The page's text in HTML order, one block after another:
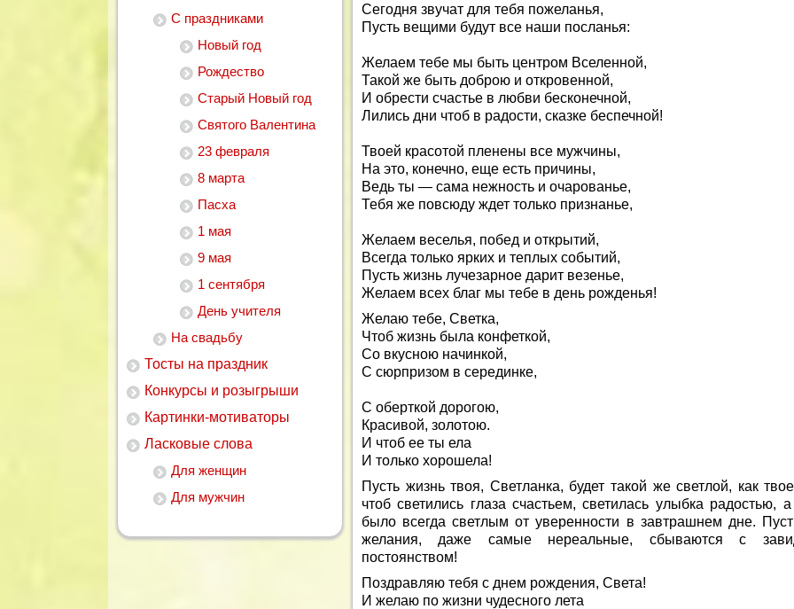
С праздниками
Новый год
Рождество
Старый Новый год
Святого Валентина
23 февраля
8 марта
Пасха
1 мая
9 мая
1 сентября
День учителя
На свадьбу
Тосты на праздник
Конкурсы и розыгрыши
Картинки-мотиваторы
Ласковые слова
Для женщин
Для мужчин
Сегодня звучат для тебя пожеланья,
Пусть вещими будут все наши посланья:
Желаем тебе мы быть центром Вселенной,
Такой же быть доброю и откровенной,
И обрести счастье в любви бесконечной,
Лились дни чтоб в радости, сказке беспечной!
Твоей красотой пленены все мужчины,
На это, конечно, еще есть причины,
Ведь ты — сама нежность и очарованье,
Тебя же повсюду ждет только признанье,
Желаем веселья, побед и открытий,
Всегда только ярких и теплых событий,
Пусть жизнь лучезарное дарит везенье,
Желаем всех благ мы тебе в день рожденья!
Желаю тебе, Светка,
Чтоб жизнь была конфеткой,
Со вкусною начинкой,
С сюрпризом в серединке,
С оберткой дорогою,
Красивой, золотою.
И чтоб ее ты ела
И только хорошела!
Пусть жизнь твоя, Светланка, будет такой же светлой, как
чтоб светились глаза счастьем, светилась улыбка радостью,
было всегда светлым от уверенности в завтрашнем дне.
желания, даже самые нереальные, сбываются с
постоянством!
Поздравляю тебя с днем рождения, Света!
И желаю по жизни чудесного лета